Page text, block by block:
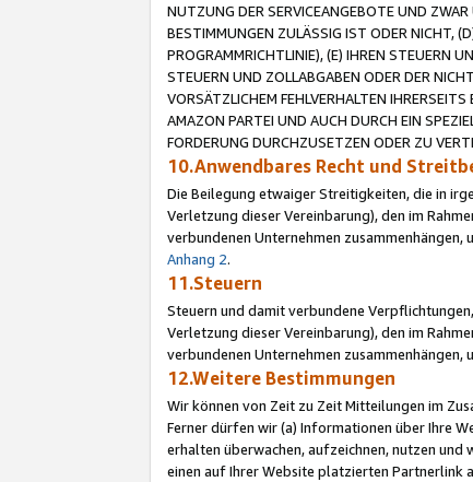
NUTZUNG DER SERVICEANGEBOTE UND
BESTIMMUNGEN ZULÄSSIG IST ODER NICHT,
PROGRAMMRICHTLINIE), (E) IHREN STEUERN
STEUERN UND ZOLLABGABEN ODER DER
VORSÄTZLICHEM FEHLVERHALTEN
AMAZON PARTEI UND AUCH DURCH EIN
FORDERUNG DURCHZUSETZEN ODER ZU
10.Anwendbares Recht und
Die Beilegung etwaiger Streitigkeiten, die in
Verletzung dieser Vereinbarung), den im
verbundenen Unternehmen
Anhang 2.
11.Steuern
Steuern und damit verbundene
Verletzung dieser Vereinbarung), den im
verbundenen Unternehmen
12.Weitere Bestimmungen
Wir können von Zeit zu Zeit Mitteilungen im
Ferner dürfen wir (a) Informationen über Ihre
erhalten überwachen, aufzeichnen, nutzen
einen auf Ihrer Website platzierten Partnerlink